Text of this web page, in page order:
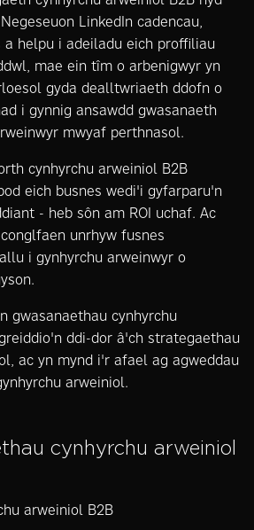
Negeseuon LinkedIn cadencau,
a helpu i adeiladu eich proffiliau
mae ein tîm o arbenigwyr yn
gyda dealltwriaeth ddofn o
i gynnig ansawdd gwasanaeth
mwyaf perthnasol.
cynhyrchu arweiniol B2B
eich busnes wedi'i gyfarparu'n
- heb sôn am ROI uchaf. Ac
unrhyw fusnes
i gynhyrchu arweinwyr o
gwasanaethau cynhyrchu
ddi-dor â'ch strategaethau
ac yn mynd i'r afael ag agweddau
arweiniol.
cynhyrchu arweiniol
arweiniol B2B